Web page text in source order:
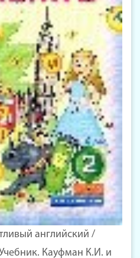
английский /
Кауфман К.И. и